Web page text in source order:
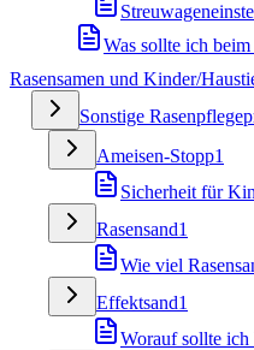
Was sollte ich
Rasensamen und Kinder/
Sonstige
Ameisen-Stopp1
Sicherheit für
Rasensand1
Wie viel
Effektsand1
Worauf sollte ich